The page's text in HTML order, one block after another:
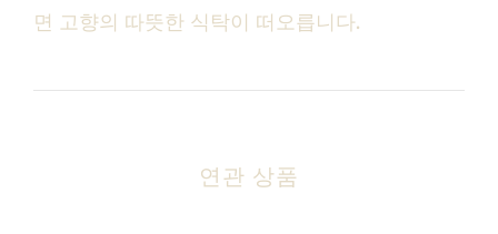
면 고향의 따뜻한 식탁이 떠오릅니다.
연관 상품